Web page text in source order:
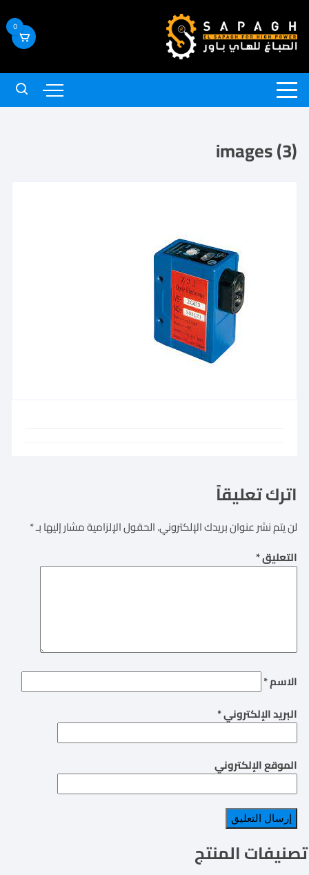
0
images (3)
اترك تعليقاً
لن يتم نشر عنوان بريدك الإلكتروني.الحقول الإلزامية مشار إليها بـ*
التعليق*
الاسم*
البريد الإلكتروني*
الموقع الإلكتروني
تصنيفات المنتج